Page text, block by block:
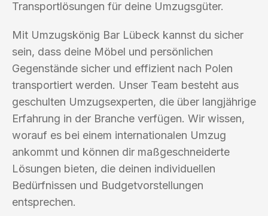
Transportlösungen für deine Umzugsgüter.
Mit Umzugskönig Bar Lübeck kannst du sicher
sein, dass deine Möbel und persönlichen
Gegenstände sicher und effizient nach Polen
transportiert werden. Unser Team besteht aus
geschulten Umzugsexperten, die über langjährige
Erfahrung in der Branche verfügen. Wir wissen,
worauf es bei einem internationalen Umzug
ankommt und können dir maßgeschneiderte
Lösungen bieten, die deinen individuellen
Bedürfnissen und Budgetvorstellungen
entsprechen.